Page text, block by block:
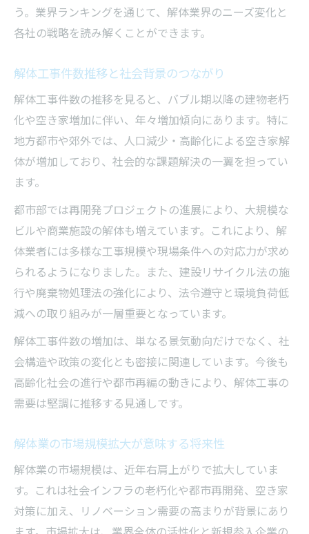
う。業界ランキングを通じて、解体業界のニーズ変化と
各社の戦略を読み解くことができます。
解体工事件数推移と社会背景のつながり
解体工事件数の推移を見ると、バブル期以降の建物老朽
化や空き家増加に伴い、年々増加傾向にあります。特に
地方都市や郊外では、人口減少・高齢化による空き家解
体が増加しており、社会的な課題解決の一翼を担ってい
ます。
都市部では再開発プロジェクトの進展により、大規模な
ビルや商業施設の解体も増えています。これにより、解
体業者には多様な工事規模や現場条件への対応力が求め
られるようになりました。また、建設リサイクル法の施
行や廃棄物処理法の強化により、法令遵守と環境負荷低
減への取り組みが一層重要となっています。
解体工事件数の増加は、単なる景気動向だけでなく、社
会構造や政策の変化とも密接に関連しています。今後も
高齢化社会の進行や都市再編の動きにより、解体工事の
需要は堅調に推移する見通しです。
解体業の市場規模拡大が意味する将来性
解体業の市場規模は、近年右肩上がりで拡大していま
す。これは社会インフラの老朽化や都市再開発、空き家
対策に加え、リノベーション需要の高まりが背景にあり